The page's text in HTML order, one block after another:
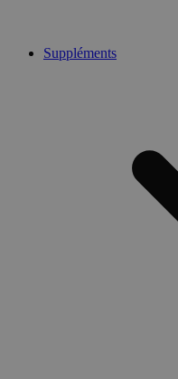
Suppléments